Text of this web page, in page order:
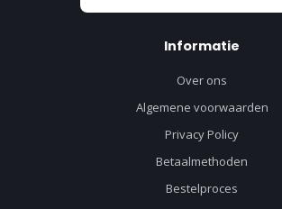
Informatie
Over ons
Algemene voorwaarden
Privacy Policy
Betaalmethoden
Bestelproces